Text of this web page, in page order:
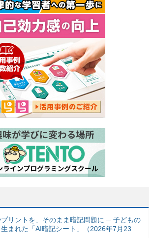
リントを、そのまま暗記問題に ─ 子どもの
まれた「AI暗記シート」（2026年7月23